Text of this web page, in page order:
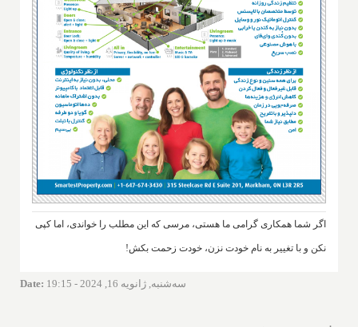
اگر شما همکاری گرامی ما هستی، مرسی که این مطلب را خواندی، اما کپی
نکن و با تغییر به نام خودت نزن، خودت زحمت بکش!
Date: سه‌شنبه, ژانویه 16, 2024 - 19:15